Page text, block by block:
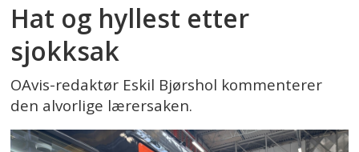
Hat og hyllest etter
sjokksak
OAvis-redaktør Eskil Bjørshol kommenterer
den alvorlige lærersaken.